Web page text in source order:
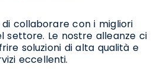
di collaborare con i migliori
settore. Le nostre alleanze ci
soluzioni di alta qualità e
eccellenti.